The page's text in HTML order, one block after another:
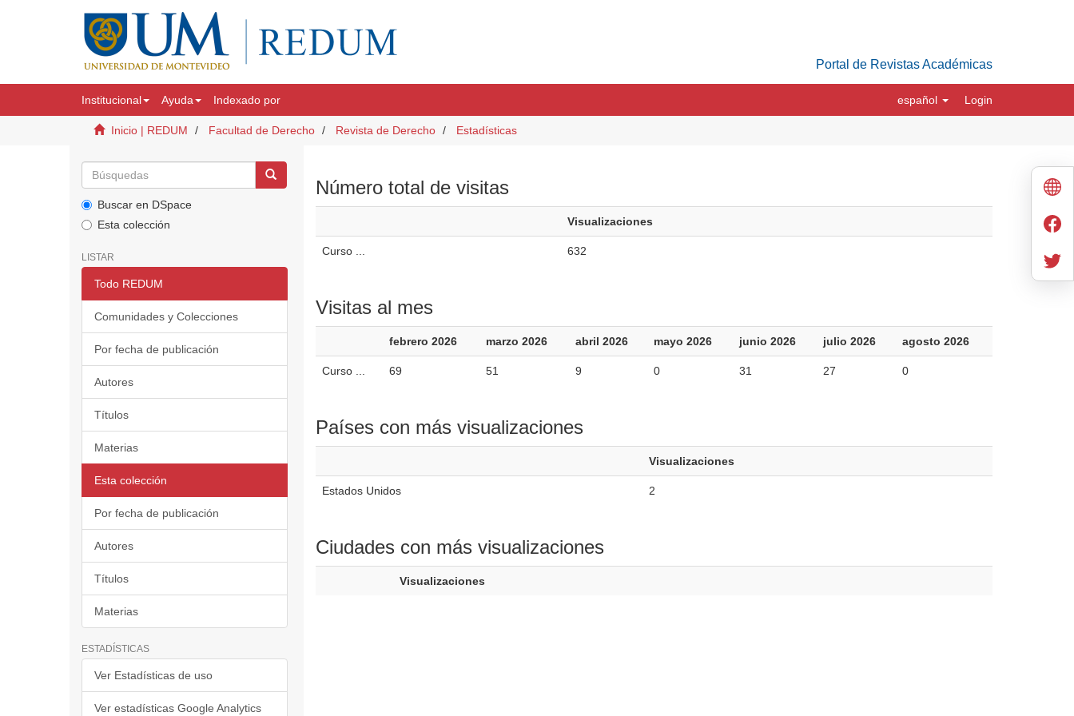
Portal de Revistas Académicas
Institucional Ayuda Indexado por español Login
Inicio | REDUM Facultad de Derecho Revista de Derecho Estadísticas
Buscar en DSpace
Esta colección
LISTAR
Todo REDUM
Comunidades y Colecciones
Por fecha de publicación
Autores
Títulos
Materias
Esta colección
Por fecha de publicación
Autores
Títulos
Materias
ESTADÍSTICAS
Ver Estadísticas de uso
Ver estadísticas Google Analytics
Número total de visitas
Visualizaciones
Curso ... 632
Visitas al mes
febrero 2026 marzo 2026 abril 2026 mayo 2026 junio 2026 julio 2026 agosto 2026
Curso ... 69 51 9 0 31 27 0
Países con más visualizaciones
Visualizaciones
Estados Unidos 2
Ciudades con más visualizaciones
Visualizaciones